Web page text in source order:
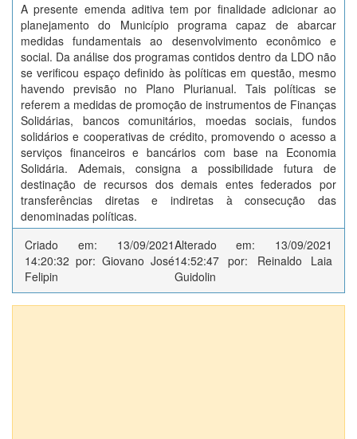
A presente emenda aditiva tem por finalidade adicionar ao
planejamento do Município programa capaz de abarcar
medidas fundamentais ao desenvolvimento econômico e
social. Da análise dos programas contidos dentro da LDO não
se verificou espaço definido às políticas em questão, mesmo
havendo previsão no Plano Plurianual. Tais políticas se
referem a medidas de promoção de instrumentos de Finanças
Solidárias, bancos comunitários, moedas sociais, fundos
solidários e cooperativas de crédito, promovendo o acesso a
serviços financeiros e bancários com base na Economia
Solidária. Ademais, consigna a possibilidade futura de
destinação de recursos dos demais entes federados por
transferências diretas e indiretas à consecução das
denominadas políticas.
Criado em: 13/09/2021
14:20:32 por: Giovano José
Felipin
Alterado em: 13/09/2021
14:52:47 por: Reinaldo Laia
Guidolin